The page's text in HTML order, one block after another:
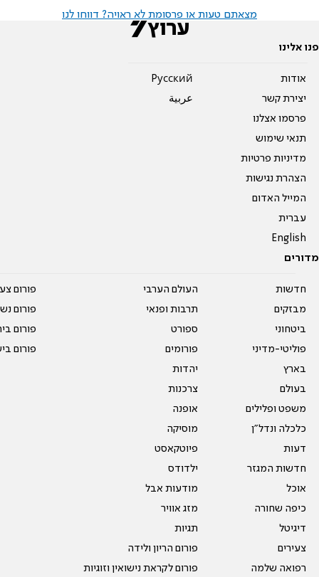
מצאתם טעות או פרסומת לא ראויה? דווחו לנו
פנו אלינו
אודות
יצירת קשר
פרסמו אצלנו
תנאי שימוש
מדיניות פרטיות
הצהרת נגישות
המייל האדום
עברית
English
Pусский
عربية
מדורים
חדשות
מבזקים
ביטחוני
פוליטי-מדיני
בארץ
בעולם
משפט ופלילים
כלכלה ונדל"ן
דעות
חדשות המגזר
אוכל
כיפה שחורה
דיגיטל
צעירים
רפואה שלמה
העולם הערבי
תרבות ופנאי
ספורט
פורומים
יהדות
צרכנות
אופנה
מוסיקה
פיוטקאסט
ילדודס
מודעות אבל
מזג אוויר
תגיות
פורום הריון ולידה
פורום לקראת נישואין וזוגיות
פורום
פורום
פורום
פורום